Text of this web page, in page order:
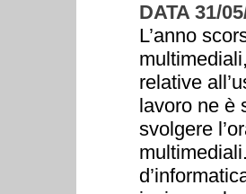
DATA 31/
L’anno
relative
lavoro ne è
svolgere